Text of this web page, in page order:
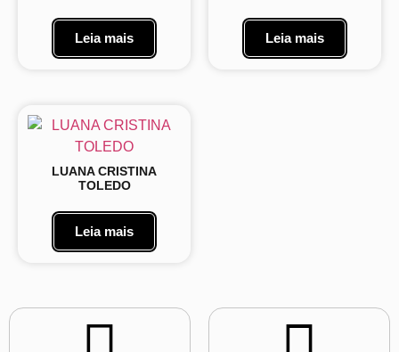
Leia mais Leia mais
LUANA CRISTINA
TOLEDO
Leia mais